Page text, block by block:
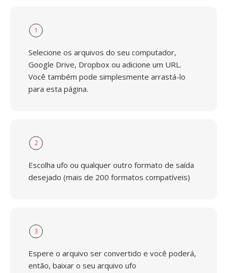
1
Selecione os arquivos do seu computador,
Google Drive, Dropbox ou adicione um URL.
Você também pode simplesmente arrastá-lo
para esta página.
2
Escolha ufo ou qualquer outro formato de saída
desejado (mais de 200 formatos compatíveis)
3
Espere o arquivo ser convertido e você poderá,
então, baixar o seu arquivo ufo